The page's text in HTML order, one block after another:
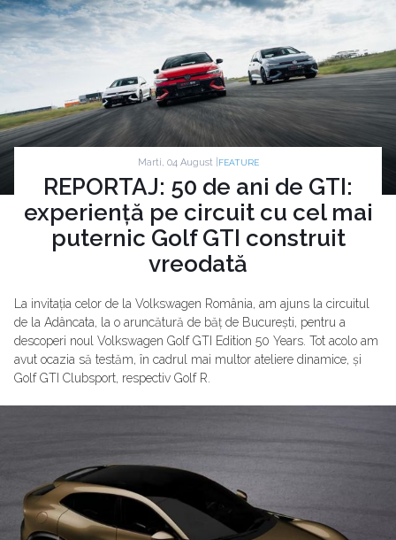
Marti, 04 August | FEATURE
REPORTAJ: 50 de ani de GTI:
experiență pe circuit cu cel mai
puternic Golf GTI construit
vreodată
La invitația celor de la Volkswagen România, am ajuns la circuitul
de la Adâncata, la o aruncătură de băț de București, pentru a
descoperi noul Volkswagen Golf GTI Edition 50 Years. Tot acolo am
avut ocazia să testăm, în cadrul mai multor ateliere dinamice, și
Golf GTI Clubsport, respectiv Golf R.